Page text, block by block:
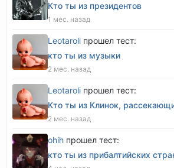
Кто ты из президентов
1 мес. назад
Leotaroli прошел тест:
кто ты из музыки
2 мес. назад
Leotaroli прошел тест:
Кто ты из Клинок,
2 мес. назад
оhih прошел тест:
кто ты из прибалтийских